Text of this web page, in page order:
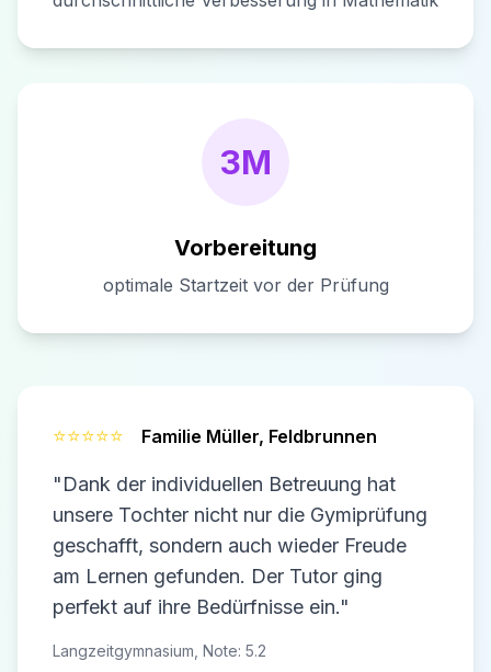
3M
Vorbereitung
optimale Startzeit vor der Prüfung
⭐⭐⭐⭐⭐ Familie Müller, Feldbrunnen
"Dank der individuellen Betreuung hat
unsere Tochter nicht nur die Gymiprüfung
geschafft, sondern auch wieder Freude
am Lernen gefunden. Der Tutor ging
perfekt auf ihre Bedürfnisse ein."
Langzeitgymnasium, Note: 5.2